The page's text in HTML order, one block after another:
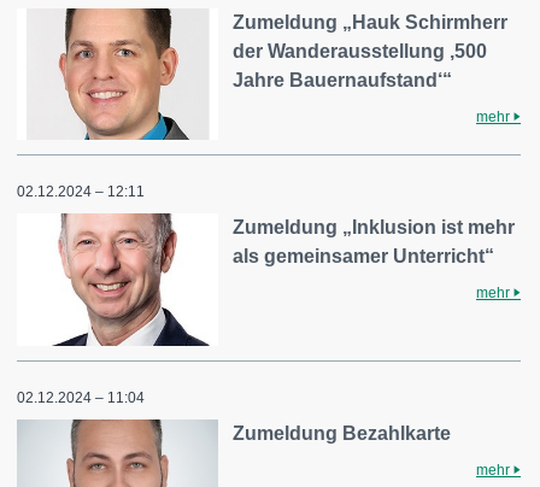
Zumeldung „Hauk Schirmherr
der Wanderausstellung ‚500
Jahre Bauernaufstand‘“
mehr
02.12.2024 – 12:11
Zumeldung „Inklusion ist mehr
als gemeinsamer Unterricht“
mehr
02.12.2024 – 11:04
Zumeldung Bezahlkarte
mehr